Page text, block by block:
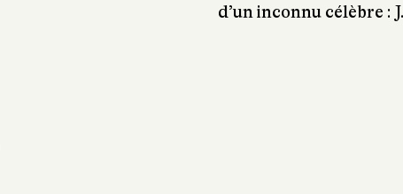
d’un inconnu célèbre :